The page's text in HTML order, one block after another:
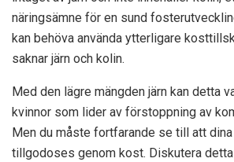
näringsämne för en sund
kan behöva använda ytterligare
saknar järn och kolin.
Med den lägre mängden järn kan detta
kvinnor som lider av förstoppning av
Men du måste fortfarande se till att
tillgodoses genom kost. Diskutera